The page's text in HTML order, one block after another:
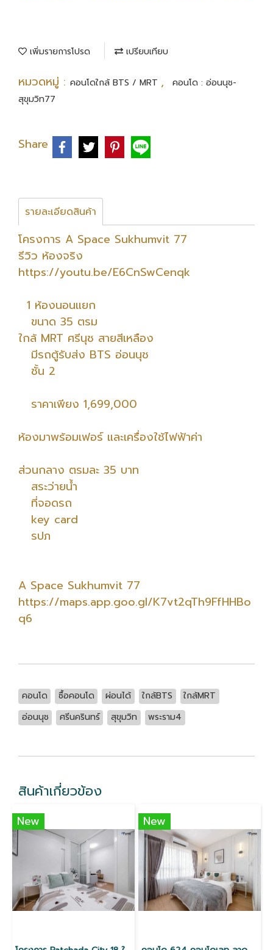
เพิ่มรายการโปรด เปรียบเทียบ
หมวดหมู่ : คอนโดใกล้ BTS / MRT ,
คอนโด : อ่อนนุช-
สุขุมวิท77
Share
รายละเอียดสินค้า
โครงการ A Space Sukhumvit 77
รีวิว ห้องจริง
https://youtu.be/E6CnSwCenqk
1 ห้องนอนแยก
ขนาด 35 ตรม
ใกล้ MRT ศรีนุช สายสีเหลือง
มีรถตู้รับส่ง BTS อ่อนนุช
ชั้น 2
ราคาเพียง 1,699,000
ห้องมาพร้อมเฟอร์ และเครื่องใช้ไฟฟ้าค่า
ส่วนกลาง ตรมละ 35 บาท
สระว่ายน้ำ
ที่จอดรถ
key card
รปภ
A Space Sukhumvit 77
https://maps.app.goo.gl/K7vt2qTh9FfHHBo
q6
คอนโด ซื้อคอนโด ผ่อนได้ ใกล้BTS
ใกล้MRT
อ่อนนุช
ศรีนครินทร์ สุขุมวิท พระราม4
สินค้าเกี่ยวข้อง
New New